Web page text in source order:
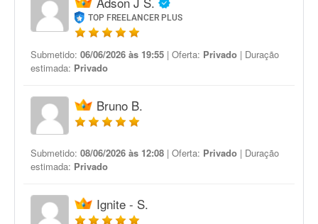
TOP FREELANCER PLUS
Submetido: 06/06/2026 às 19:55 | Oferta: Privado | Duração
estimada: Privado
Bruno B.
Submetido: 08/06/2026 às 12:08 | Oferta: Privado | Duração
estimada: Privado
Ignite - S.